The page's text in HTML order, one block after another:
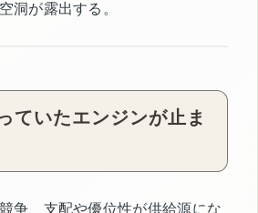
洞が露出する。
ていたエンジンが止ま
争、支配や優位性が供給源にな